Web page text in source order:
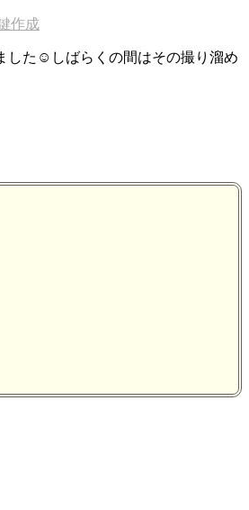
作成
した☺️しばらくの間はその撮り溜め